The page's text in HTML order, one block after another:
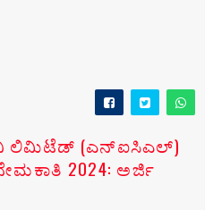
ಲಿಮಿಟೆಡ್ (ಎನ್‌ಐಸಿಎಲ್)
2024: ಅರ್ಜಿ